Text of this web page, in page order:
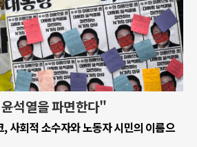
석열을 파면한다"
사회적 소수자와 노동자 시민의 이름으